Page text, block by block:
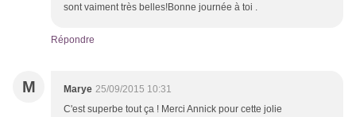
sont vaiment très belles!Bonne journée à toi .
Répondre
M Marye 25/09/2015 10:31
C'est superbe tout ça ! Merci Annick pour cette jolie